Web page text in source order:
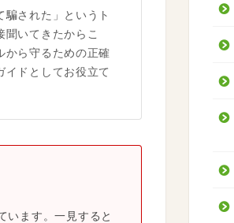
された」というト
いてきたからこ
から守るための正確
イドとしてお役立て
います。一見すると